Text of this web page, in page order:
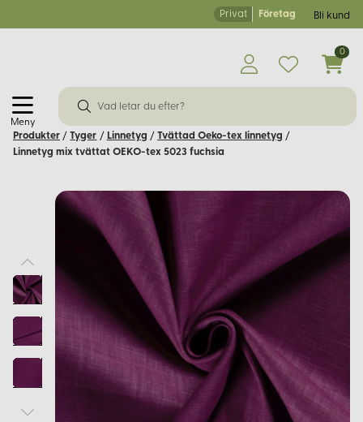
Privat Företag Bli kund
Meny
0
Produkter / Tyger / Linnetyg / Tvättad Oeko-tex linnetyg /
Linnetyg mix tvättat OEKO-tex 5023 fuchsia